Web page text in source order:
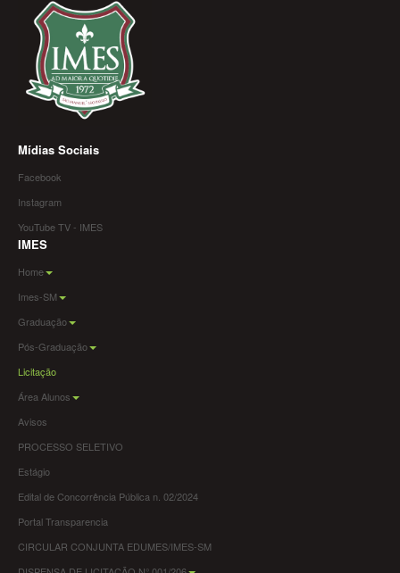
Mídias Sociais
Facebook
Instagram
YouTube TV - IMES
IMES
Home
Imes-SM
Graduação
Pós-Graduação
Licitação
Área Alunos
Avisos
PROCESSO SELETIVO
Estágio
Edital de Concorrência Pública n. 02/2024
Portal Transparencia
CIRCULAR CONJUNTA EDUMES/IMES-SM